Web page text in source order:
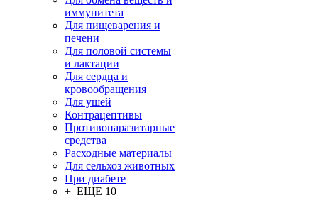
иммунитета
Для пищеварения и
печени
Для половой системы
и лактации
Для сердца и
кровообращения
Для ушей
Контрацептивы
Противопаразитарные
средства
Расходные материалы
Для сельхоз животных
При диабете
+ ЕЩЕ 10